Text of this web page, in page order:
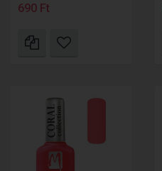
690 Ft